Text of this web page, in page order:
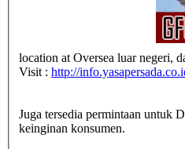
location at Oversea luar negeri,
Visit : http://
Juga tersedia permintaan
keinginan konsumen.